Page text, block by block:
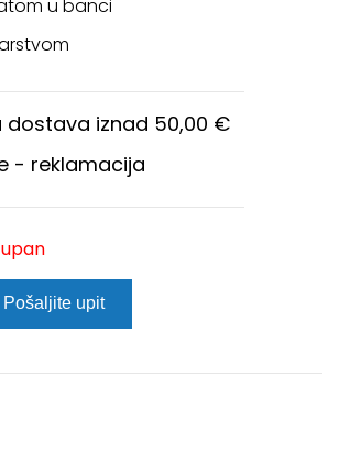
u banci
dostava iznad 50,00 €
- reklamacija
Pošaljite upit